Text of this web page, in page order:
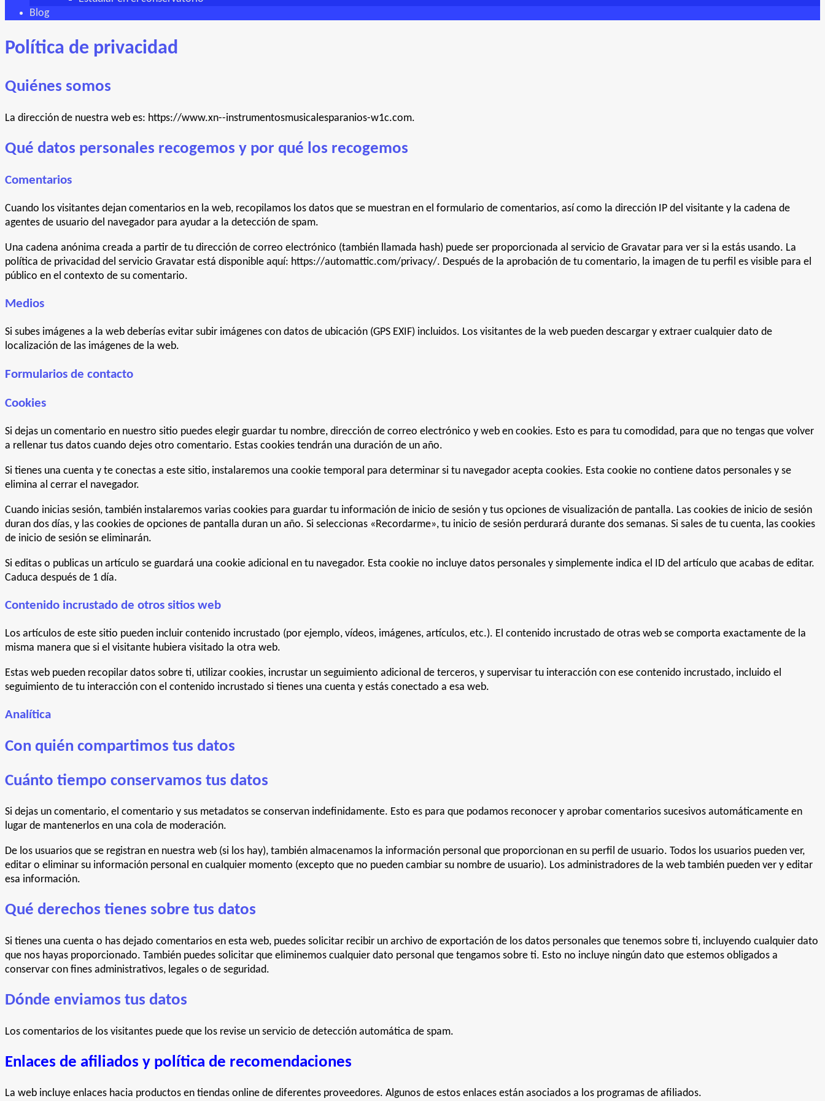
Blog
Política de privacidad
Quiénes somos
La dirección de nuestra web es: https://www.xn--instrumentosmusicalesparanios-w1c.com.
Qué datos personales recogemos y por qué los recogemos
Comentarios
Cuando los visitantes dejan comentarios en la web, recopilamos los datos que se muestran en el formulario de comentarios, así como la dirección IP del visitante y la cadena de
agentes de usuario del navegador para ayudar a la detección de spam.
Una cadena anónima creada a partir de tu dirección de correo electrónico (también llamada hash) puede ser proporcionada al servicio de Gravatar para ver si la estás usando. La
política de privacidad del servicio Gravatar está disponible aquí: https://automattic.com/privacy/. Después de la aprobación de tu comentario, la imagen de tu perfil es visible para el
público en el contexto de su comentario.
Medios
Si subes imágenes a la web deberías evitar subir imágenes con datos de ubicación (GPS EXIF) incluidos. Los visitantes de la web pueden descargar y extraer cualquier dato de
localización de las imágenes de la web.
Formularios de contacto
Cookies
Si dejas un comentario en nuestro sitio puedes elegir guardar tu nombre, dirección de correo electrónico y web en cookies. Esto es para tu comodidad, para que no tengas que volver
a rellenar tus datos cuando dejes otro comentario. Estas cookies tendrán una duración de un año.
Si tienes una cuenta y te conectas a este sitio, instalaremos una cookie temporal para determinar si tu navegador acepta cookies. Esta cookie no contiene datos personales y se
elimina al cerrar el navegador.
Cuando inicias sesión, también instalaremos varias cookies para guardar tu información de inicio de sesión y tus opciones de visualización de pantalla. Las cookies de inicio de sesión
duran dos días, y las cookies de opciones de pantalla duran un año. Si seleccionas «Recordarme», tu inicio de sesión perdurará durante dos semanas. Si sales de tu cuenta, las cookies
de inicio de sesión se eliminarán.
Si editas o publicas un artículo se guardará una cookie adicional en tu navegador. Esta cookie no incluye datos personales y simplemente indica el ID del artículo que acabas de editar.
Caduca después de 1 día.
Contenido incrustado de otros sitios web
Los artículos de este sitio pueden incluir contenido incrustado (por ejemplo, vídeos, imágenes, artículos, etc.). El contenido incrustado de otras web se comporta exactamente de la
misma manera que si el visitante hubiera visitado la otra web.
Estas web pueden recopilar datos sobre ti, utilizar cookies, incrustar un seguimiento adicional de terceros, y supervisar tu interacción con ese contenido incrustado, incluido el
seguimiento de tu interacción con el contenido incrustado si tienes una cuenta y estás conectado a esa web.
Analítica
Con quién compartimos tus datos
Cuánto tiempo conservamos tus datos
Si dejas un comentario, el comentario y sus metadatos se conservan indefinidamente. Esto es para que podamos reconocer y aprobar comentarios sucesivos automáticamente en
lugar de mantenerlos en una cola de moderación.
De los usuarios que se registran en nuestra web (si los hay), también almacenamos la información personal que proporcionan en su perfil de usuario. Todos los usuarios pueden ver,
editar o eliminar su información personal en cualquier momento (excepto que no pueden cambiar su nombre de usuario). Los administradores de la web también pueden ver y editar
esa información.
Qué derechos tienes sobre tus datos
Si tienes una cuenta o has dejado comentarios en esta web, puedes solicitar recibir un archivo de exportación de los datos personales que tenemos sobre ti, incluyendo cualquier dato
que nos hayas proporcionado. También puedes solicitar que eliminemos cualquier dato personal que tengamos sobre ti. Esto no incluye ningún dato que estemos obligados a
conservar con fines administrativos, legales o de seguridad.
Dónde enviamos tus datos
Los comentarios de los visitantes puede que los revise un servicio de detección automática de spam.
Enlaces de afiliados y política de recomendaciones
La web incluye enlaces hacia productos en tiendas online de diferentes proveedores. Algunos de estos enlaces están asociados a los programas de afiliados.